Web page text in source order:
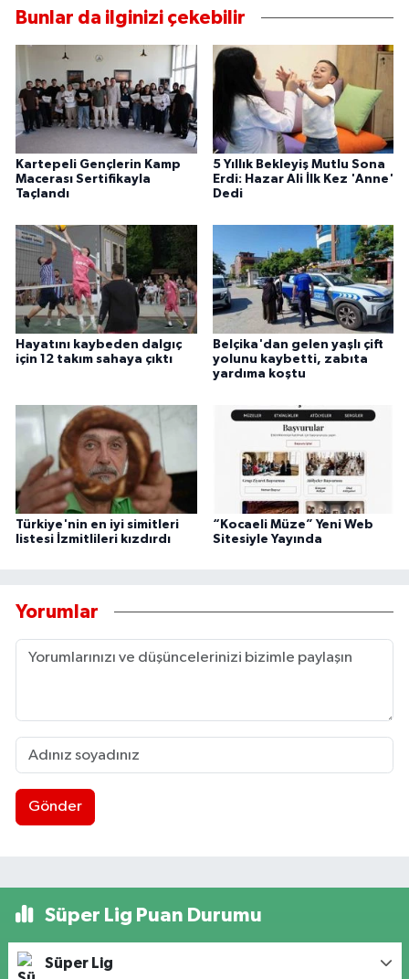
Bunlar da ilginizi çekebilir
Kartepeli Gençlerin Kamp
Macerası Sertifikayla
Taçlandı
5 Yıllık Bekleyiş Mutlu Sona
Erdi: Hazar Ali İlk Kez 'Anne'
Dedi
Hayatını kaybeden dalgıç
için 12 takım sahaya çıktı
Belçika'dan gelen yaşlı çift
yolunu kaybetti, zabıta
yardıma koştu
Türkiye'nin en iyi simitleri
listesi İzmitlileri kızdırdı
“Kocaeli Müze” Yeni Web
Sitesiyle Yayında
Yorumlar
Gönder
Süper Lig Puan Durumu
Süper Lig